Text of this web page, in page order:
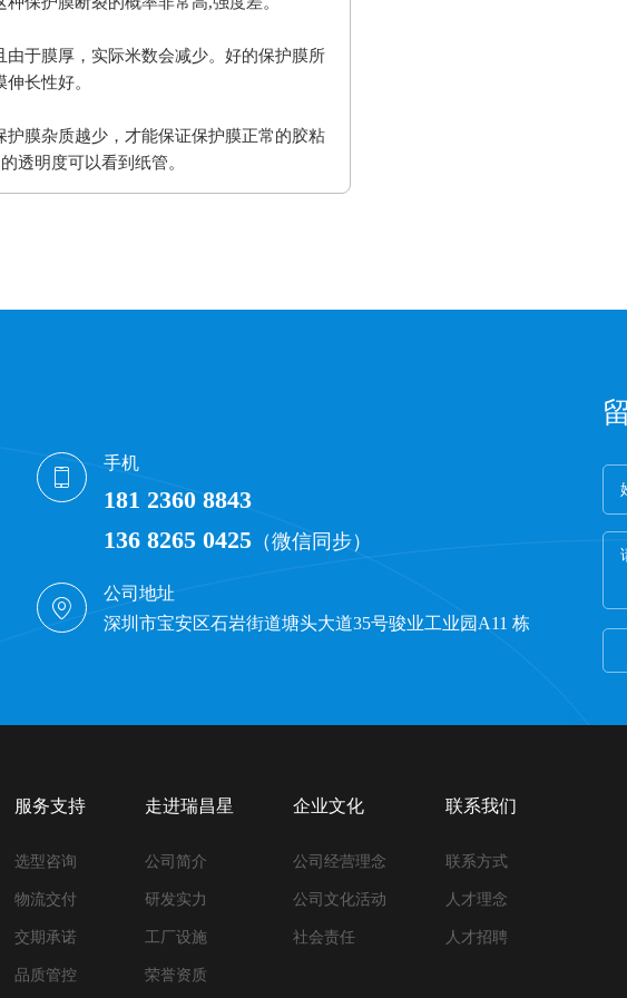
于膜厚，实际米数会减少。好的保护膜所
长性好。
膜杂质越少，才能保证保护膜正常的胶粘
透明度可以看到纸管。
手机
181 2360 8843
136 8265 0425（微信同步）
公司地址
深圳市宝安区石岩街道塘头大道35号骏业工业园A11 栋
服务支持
选型咨询
物流交付
交期承诺
品质管控
走进瑞昌星
公司简介
研发实力
工厂设施
荣誉资质
企业文化
公司经营理念
公司文化活动
社会责任
联系我们
联系方式
人才理念
人才招聘